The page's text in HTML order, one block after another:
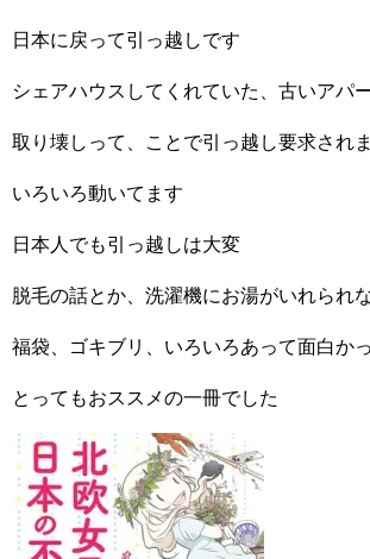
日本に戻って引っ越しです
シェアハウスしてくれていた、古いアパ
取り壊しって、ことで引っ越し要求され
いろいろ動いてます
日本人でも引っ越しは大変
脱毛の話とか、洗濯機にお湯がいれられ
福袋、ゴキブリ、いろいろあって面白か
とってもおススメの一冊でした